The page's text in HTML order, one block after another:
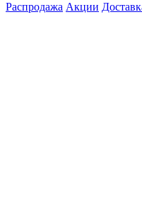
Распродажа Акции